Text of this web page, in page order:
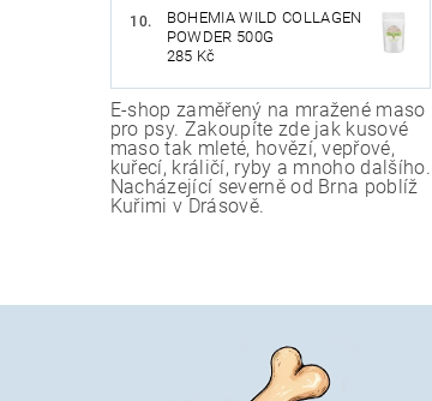
BOHEMIA WILD COLLAGEN
POWDER 500G
285 Kč
E-shop zaměřený na mražené maso
pro psy. Zakoupíte zde jak kusové
maso tak mleté, hovězí, vepřové,
kuřecí, králičí, ryby a mnoho dalšího.
Nacházející severně od Brna poblíž
Kuřimi v Drásově.